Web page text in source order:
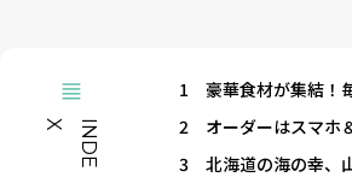
I
N
D
E
X
1
豪華食材が集結！
2
オーダーはスマホ
3
北海道の海の幸、